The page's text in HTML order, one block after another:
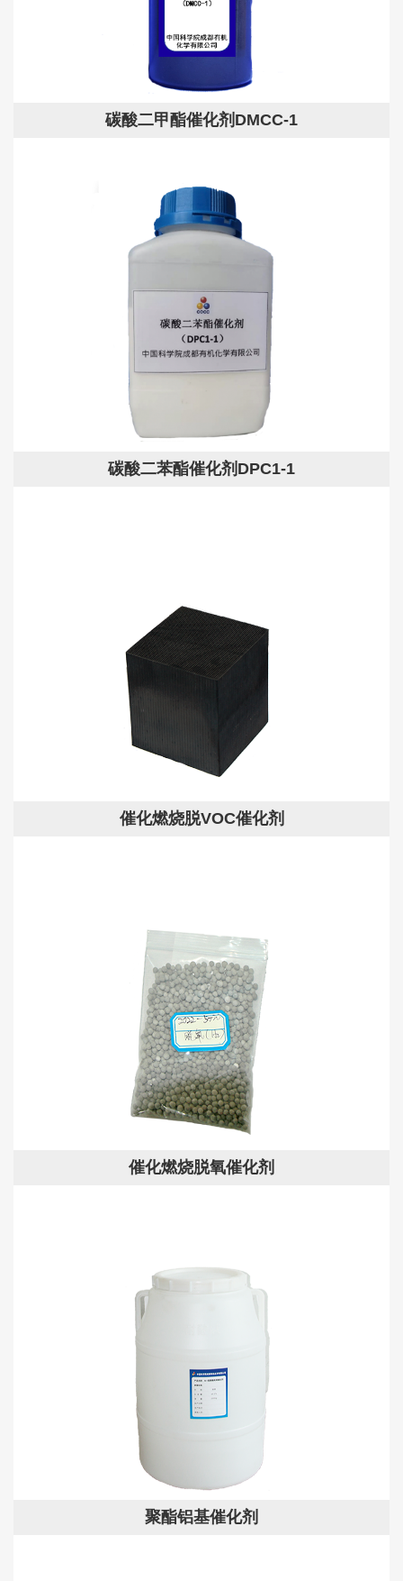
碳酸二甲酯催化剂DMCC-1
碳酸二苯酯催化剂DPC1-1
催化燃烧脱VOC催化剂
催化燃烧脱氧催化剂
聚酯铝基催化剂